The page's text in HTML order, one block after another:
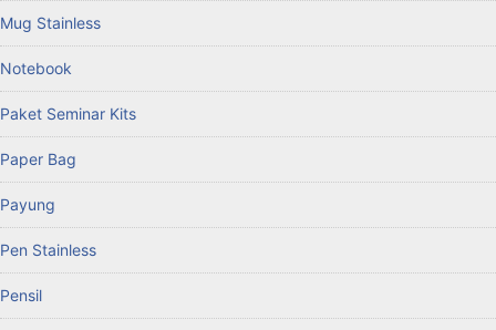
Mug Stainless
Notebook
Paket Seminar Kits
Paper Bag
Payung
Pen Stainless
Pensil